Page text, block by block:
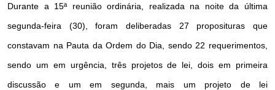
Durante a 15ª reunião ordinária, realizada na noite da última
segunda-feira (30), foram deliberadas 27 proposituras que
constavam na Pauta da Ordem do Dia, sendo 22 requerimentos,
sendo um em urgência, três projetos de lei, dois em primeira
discussão e um em segunda, mais um projeto de lei